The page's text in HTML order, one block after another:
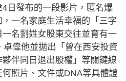
4日發布的一段影片，匿名爆
一名家庭生活幸福的「三字
名劉姓女股東交往並育有一
偉他並拋出「曾在西安投資
伴同日退出股權」等關鍵線
照片、文件或DNA等具體證